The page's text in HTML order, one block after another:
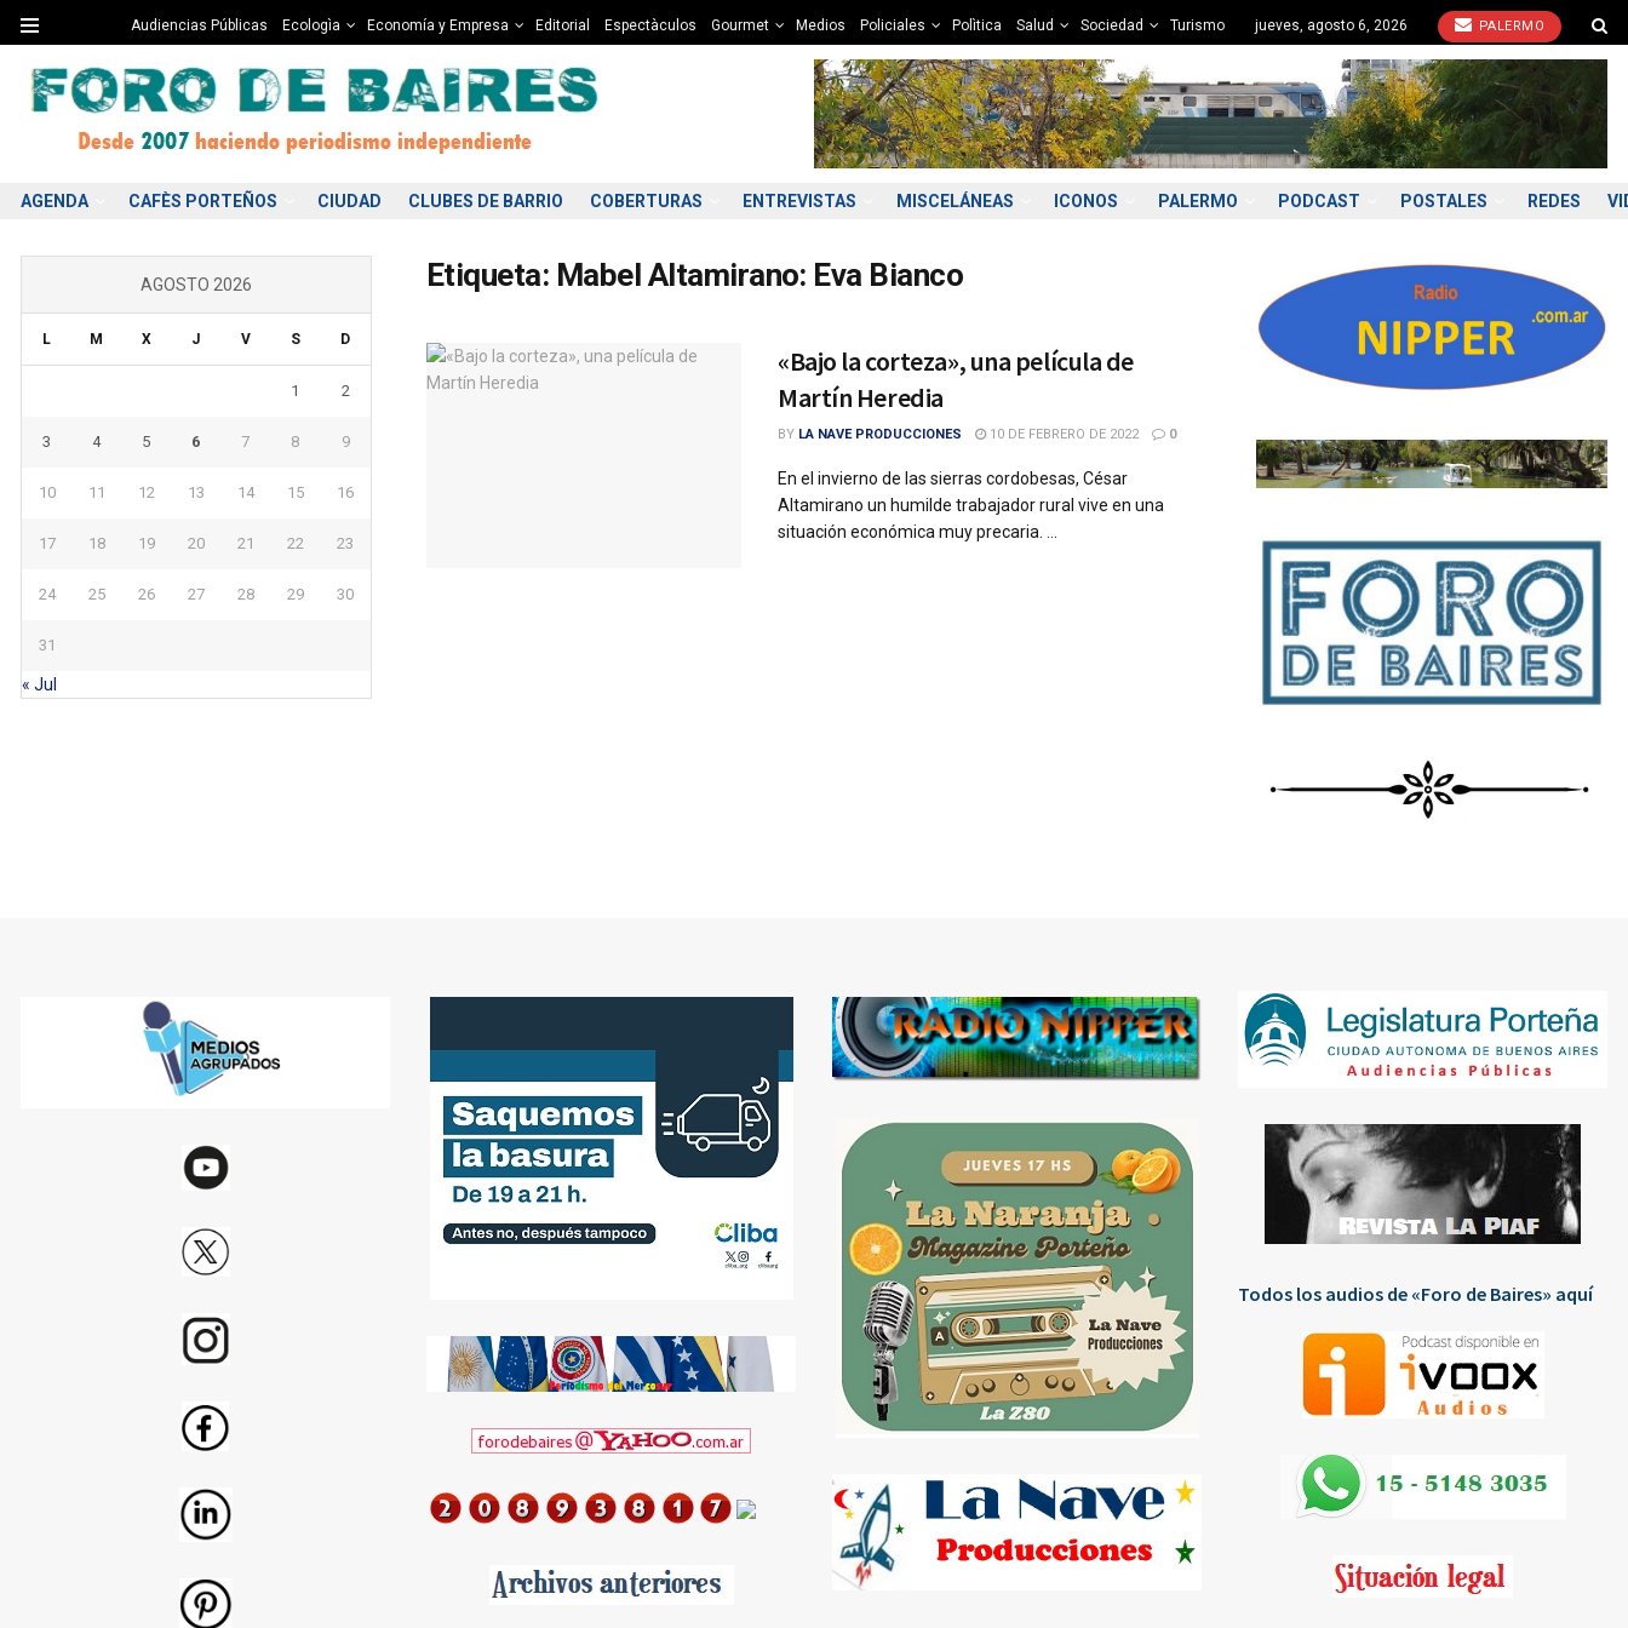
Audiencias Públicas Ecologìa Economía y Empresa Editorial Espectàculos Gourmet Medios Policiales Polìtica Salud Sociedad Turismo jueves, agosto 6, 2026 PALERMO
AGENDA CAFÈS PORTEÑOS CIUDAD CLUBES DE BARRIO COBERTURAS ENTREVISTAS MISCELÁNEAS ICONOS PALERMO PODCAST POSTALES REDES
Etiqueta: Mabel Altamirano: Eva Bianco
«Bajo la corteza», una película de
Martín Heredia
BY LA NAVE PRODUCCIONES 10 DE FEBRERO DE 2022 0
En el invierno de las sierras cordobesas, César
Altamirano un humilde trabajador rural vive en una
situación económica muy precaria. ...
AGOSTO 2026
L M X J V S D
1 2
3 4 5 6 7 8 9
10 11 12 13 14 15 16
17 18 19 20 21 22 23
24 25 26 27 28 29 30
31
« Jul
Todos los audios de «Foro de Baires» aquí